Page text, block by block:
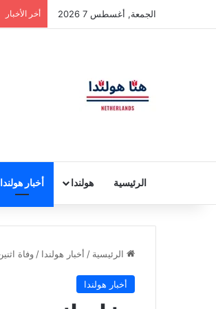
الجمعة, أغسطس 7 2026 أخر الأخبار
الرئيسية هولندا أخبار هولندا
الرئيسية / أخبار هولندا / وفاة
أخبار هولندا